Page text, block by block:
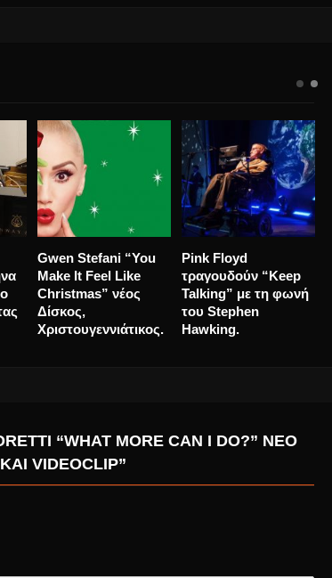
2024 Καλή Χρονιά,
σε όλους με τις
ευχές μας. Χρόνια
Πολλά.
Lucas Krupinski
έρχεται στην Αθήνα
για πρώτη φορά ο
Πολωνός πιανίστας
“WHAT MORE CAN I DO?” ΝΈΟ
VIDEOCLIP”